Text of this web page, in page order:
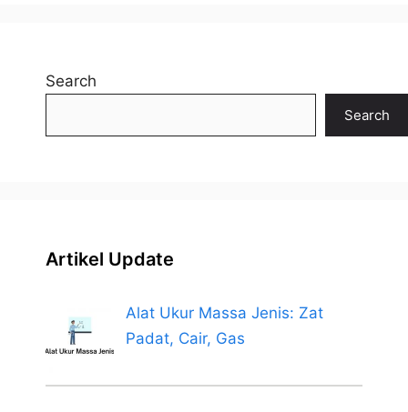
Search
Search
Artikel Update
Alat Ukur Massa Jenis: Zat
Padat, Cair, Gas